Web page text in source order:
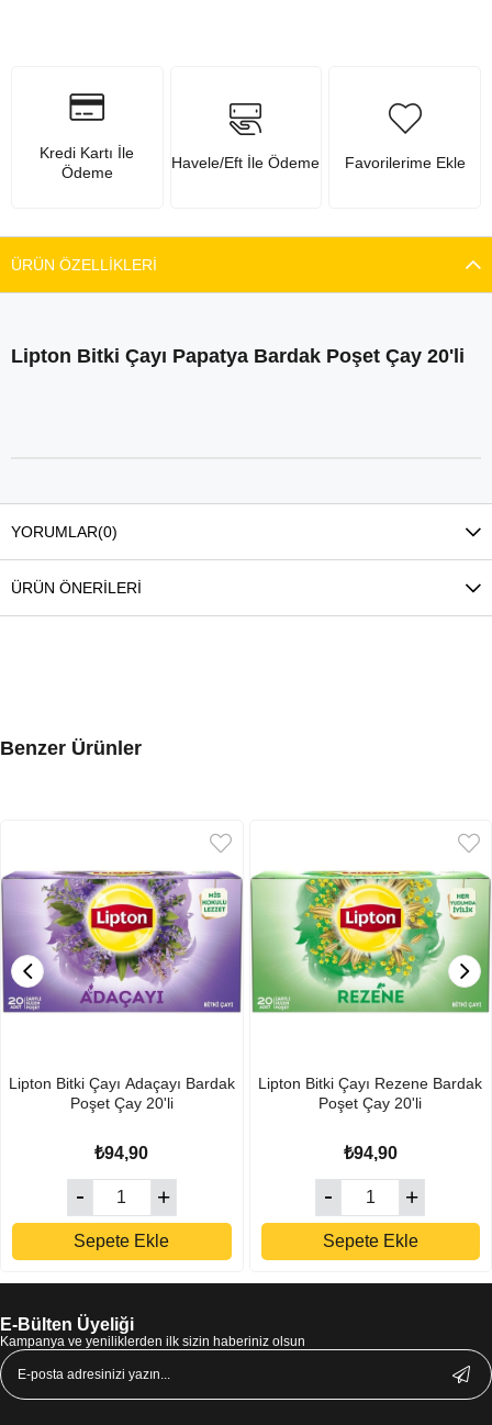
Kredi Kartı İle
Ödeme
Havele/Eft İle Ödeme Favorilerime Ekle
ÜRÜN ÖZELLIKLERI
Lipton Bitki Çayı Papatya Bardak Poşet Çay 20'li
YORUMLAR(0)
ÜRÜN ÖNERILERI
Benzer Ürünler
Lipton Bitki Çayı Adaçayı Bardak
Poşet Çay 20'li
₺94,90
Sepete Ekle
Lipton Bitki Çayı Rezene Bardak
Poşet Çay 20'li
₺94,90
Sepete Ekle
E-Bülten Üyeliği
Kampanya ve yeniliklerden ilk sizin haberiniz olsun